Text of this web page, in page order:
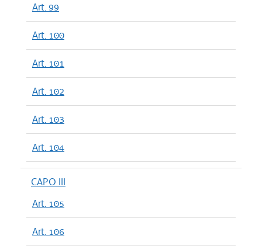
Art. 99
Art. 100
Art. 101
Art. 102
Art. 103
Art. 104
CAPO III
Art. 105
Art. 106